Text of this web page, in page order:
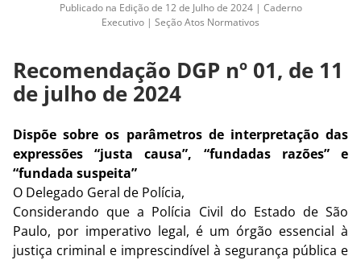
Publicado na Edição de 12 de Julho de 2024 | Caderno
Executivo | Seção Atos Normativos
Recomendação DGP nº 01, de 11
de julho de 2024
Dispõe sobre os parâmetros de interpretação das
expressões“justa causa”, “fundadas razões” e
“fundada suspeita”
O Delegado Geral de Polícia,
Considerando que a Polícia Civil do Estado de São
Paulo, por imperativo legal, é um órgão essencial à
justiça criminal e imprescindível à segurança pública e